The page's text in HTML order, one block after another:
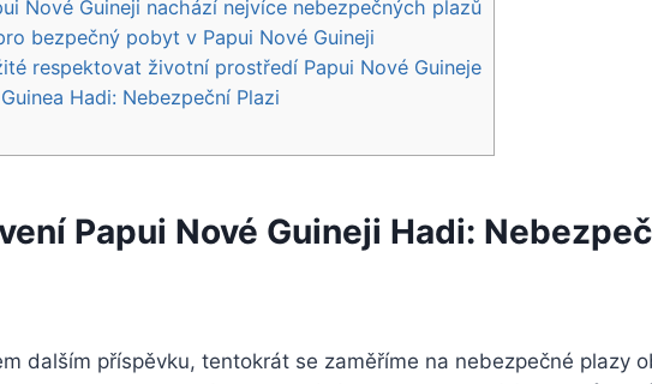
Nové Guineji nachází nejvíce nebezpečných plazů
bezpečný pobyt v Papui Nové Guineji
respektovat životní prostředí Papui Nové Guineje
Hadi: Nebezpeční Plazi
Papui Nové Guineji Hadi:
dalším příspěvku, tentokrát se zaměříme na nebezpečné plazy